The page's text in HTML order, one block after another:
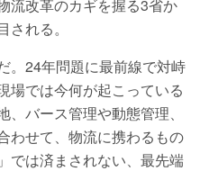
流改革のカギを握る3省か
れる。
。24年問題に最前線で対峙
場では今何が起こっている
バース管理や動態管理、
わせて、物流に携わるもの
では済まされない、最先端